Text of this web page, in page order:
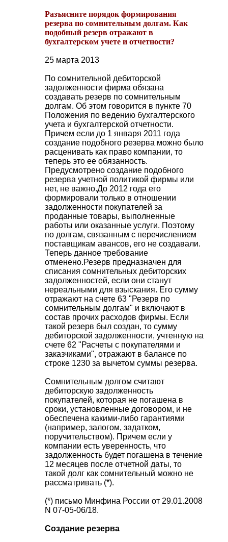
Разъясните порядок формирования
резерва по сомнительным долгам. Как
подобный резерв отражают в
бухгалтерском учете и отчетности?
25 марта 2013
По сомнительной дебиторской
задолженности фирма обязана
создавать резерв по сомнительным
долгам. Об этом говорится в пункте 70
Положения по ведению бухгалтерского
учета и бухгалтерской отчетности.
Причем если до 1 января 2011 года
создание подобного резерва можно было
расценивать как право компании, то
теперь это ее обязанность.
Предусмотрено создание подобного
резерва учетной политикой фирмы или
нет, не важно.До 2012 года его
формировали только в отношении
задолженности покупателей за
проданные товары, выполненные
работы или оказанные услуги. Поэтому
по долгам, связанным с перечислением
поставщикам авансов, его не создавали.
Теперь данное требование
отменено.Резерв предназначен для
списания сомнительных дебиторских
задолженностей, если они станут
нереальными для взыскания. Его сумму
отражают на счете 63 "Резерв по
сомнительным долгам" и включают в
состав прочих расходов фирмы. Если
такой резерв был создан, то сумму
дебиторской задолженности, учтенную на
счете 62 "Расчеты с покупателями и
заказчиками", отражают в балансе по
строке 1230 за вычетом суммы резерва.
Сомнительным долгом считают
дебиторскую задолженность
покупателей, которая не погашена в
сроки, установленные договором, и не
обеспечена какими-либо гарантиями
(например, залогом, задатком,
поручительством). Причем если у
компании есть уверенность, что
задолженность будет погашена в течение
12 месяцев после отчетной даты, то
такой долг как сомнительный можно не
рассматривать (*).
(*) письмо Минфина России от 29.01.2008
N 07-05-06/18.
Создание резерва